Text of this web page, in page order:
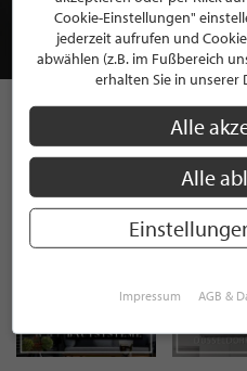
JETZT
Cookie-Einstellungen"
jederzeit aufrufen und
abwählen (z.B. im Fußbereich
erhalten Sie in
Alle
Alle
Impressum AGB &